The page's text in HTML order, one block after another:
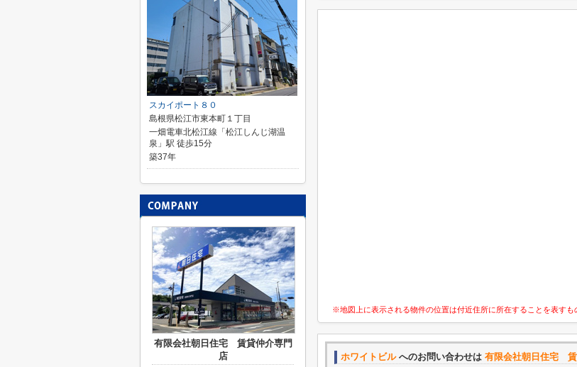
※地図上に表示される物件の位置は付近住所に所在することを表すも
ホワイトビルへのお問い合わせは 有限会社朝日住宅
スカイポート８０
島根県松江市東本町１丁目
一畑電車北松江線「松江しんじ湖温
泉」駅 徒歩15分
築37年
有限会社朝日住宅 賃貸仲介専門
店